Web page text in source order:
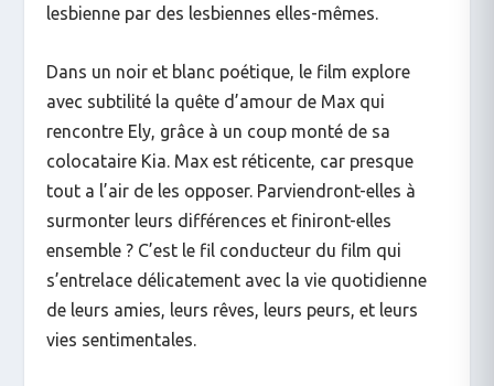
lesbienne par des lesbiennes elles-mêmes.
Dans un noir et blanc poétique, le film explore
avec subtilité la quête d’amour de Max qui
rencontre Ely, grâce à un coup monté de sa
colocataire Kia. Max est réticente, car presque
tout a l’air de les opposer. Parviendront-elles à
surmonter leurs différences et finiront-elles
ensemble ? C’est le fil conducteur du film qui
s’entrelace délicatement avec la vie quotidienne
de leurs amies, leurs rêves, leurs peurs, et leurs
vies sentimentales.